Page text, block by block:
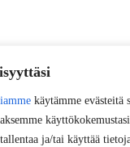
käytämme evästeitä
käyttökokemustasi
ja/tai käyttää